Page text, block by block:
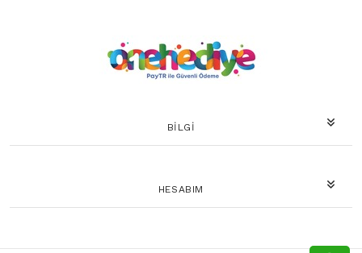
BILGI
HESABIM